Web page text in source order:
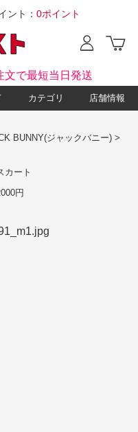
ント： 0ポイント
文で最短当日発送
カテゴリ 店舗情報
BUNNY(ジャックバニー)>
カート
円